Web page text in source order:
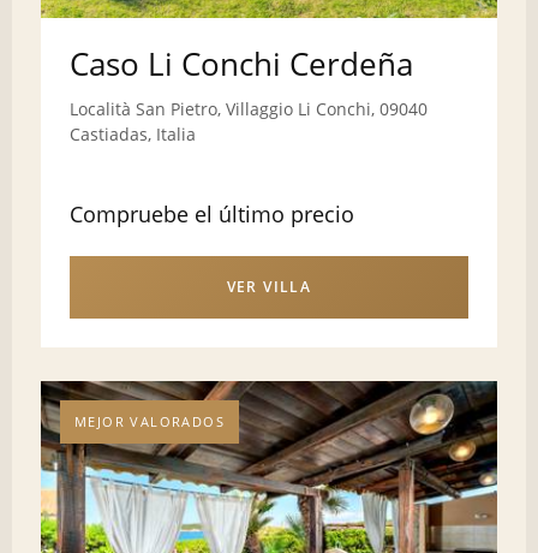
Caso Li Conchi Cerdeña
Località San Pietro, Villaggio Li Conchi, 09040
Castiadas, Italia
Compruebe el último precio
VER VILLA
MEJOR VALORADOS